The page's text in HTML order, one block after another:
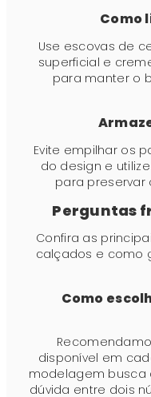
Como
Use escovas de
superficial e
para manter o
Evite empilhar os
do design e
para preservar
Perguntas
Confira as
calçados e como
Como
disponível em
modelagem busca
dúvida entre dois